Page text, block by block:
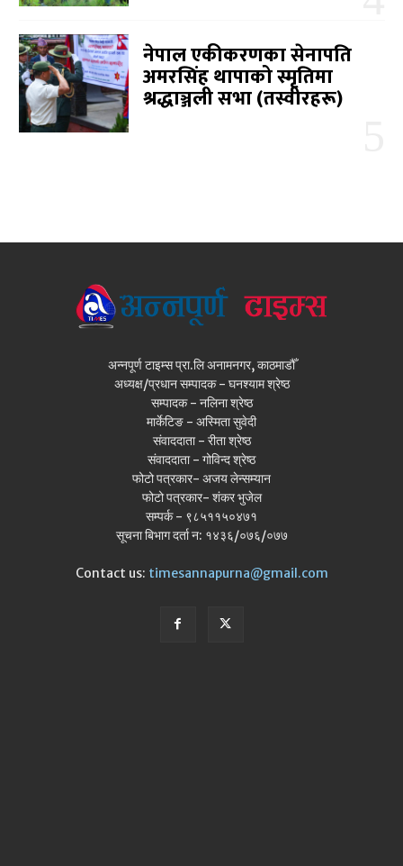
नेपाल एकीकरणका सेनापति
अमरसिंह थापाको स्मृतिमा
श्रद्धाञ्जली सभा (तस्वीरहरू)
अन्नपूर्ण टाइम्स प्रा.लि अनामनगर, काठमाडौँ
अध्यक्ष/प्रधान सम्पादक - घनश्याम श्रेष्ठ
सम्पादक - नलिना श्रेष्ठ
मार्केटिङ - अस्मिता सुवेदी
संवाददाता - रीता श्रेष्ठ
संवाददाता - गोविन्द श्रेष्ठ
फोटो पत्रकार- अजय लेन्सम्यान
फोटो पत्रकार- शंकर भुजेल
सम्पर्क - ९८५११५०४७१
सूचना बिभाग दर्ता न: १४३६/०७६/०७७
Contact us: timesannapurna@gmail.com